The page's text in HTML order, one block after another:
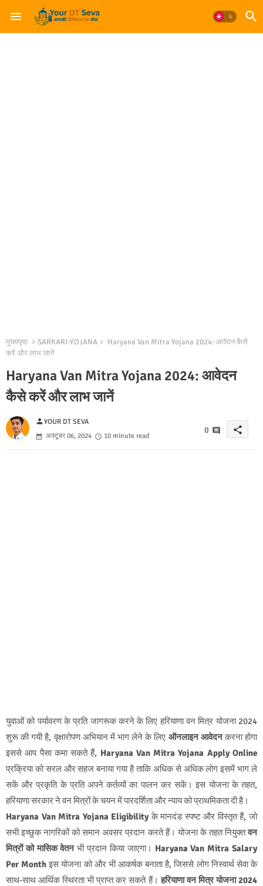
मुख्यपृष्ठ SARKARI-YOJANA
Haryana Van Mitra Yojana 2024: आवेदन कैसे
करें और लाभ जानें
Haryana Van Mitra Yojana 2024: आवेदन
कैसे करें और लाभ जानें
personYOUR DT SEVA
अक्टूबर 06, 2024
10 minute read
0 share
युवाओं को पर्यावरण के प्रति जागरूक करने के लिए हरियाणा वन मित्र योजना 2024
शुरू की गयी है, वृक्षारोपण अभियान में भाग लेने के लिए ऑनलाइन आवेदनकरना होगा
इससे आप पैसा कमा सकते हैं, Haryana Van Mitra Yojana Apply Online
प्रक्रिया को सरल और सहज बनाया गया है ताकि अधिक से अधिक लोग इसमें भाग ले
सकें और प्रकृति के प्रति अपने कर्तव्यों का पालन कर सकें। इस योजना के तहत,
हरियाणा सरकार ने वन मित्रों के चयन में पारदर्शिता और न्याय को प्राथमिकता दी है।
Haryana Van Mitra Yojana Eligibilityके मानदंड स्पष्ट और विस्तृत हैं, जो
सभी इच्छुक नागरिकों को समान अवसर प्रदान करते हैं। योजना के तहत नियुक्तवन
मित्रों को मासिक वेतनभी प्रदान किया जाएगा। Haryana Van Mitra Salary
Per Monthइस योजना को और भी आकर्षक बनाता है, जिससे लोग निस्वार्थ सेवा के
साथ-साथ आर्थिक स्थिरता भी प्राप्त कर सकते हैं। हरियाणा वन मित्र योजना 2024